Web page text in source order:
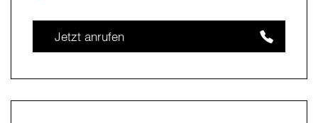
Jetzt anrufen